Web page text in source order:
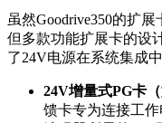
虽然Goodrive350的扩
但多款功能扩展卡的设
了24V电源在系统集成
24V增量式PG卡（
馈卡专为连接工作